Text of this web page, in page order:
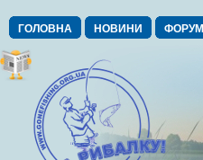
ГОЛОВНА НОВИНИ ФОРУМ